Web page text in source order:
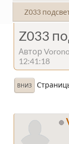
Z033
Z033
Автор
12:41:18
ВНИЗ